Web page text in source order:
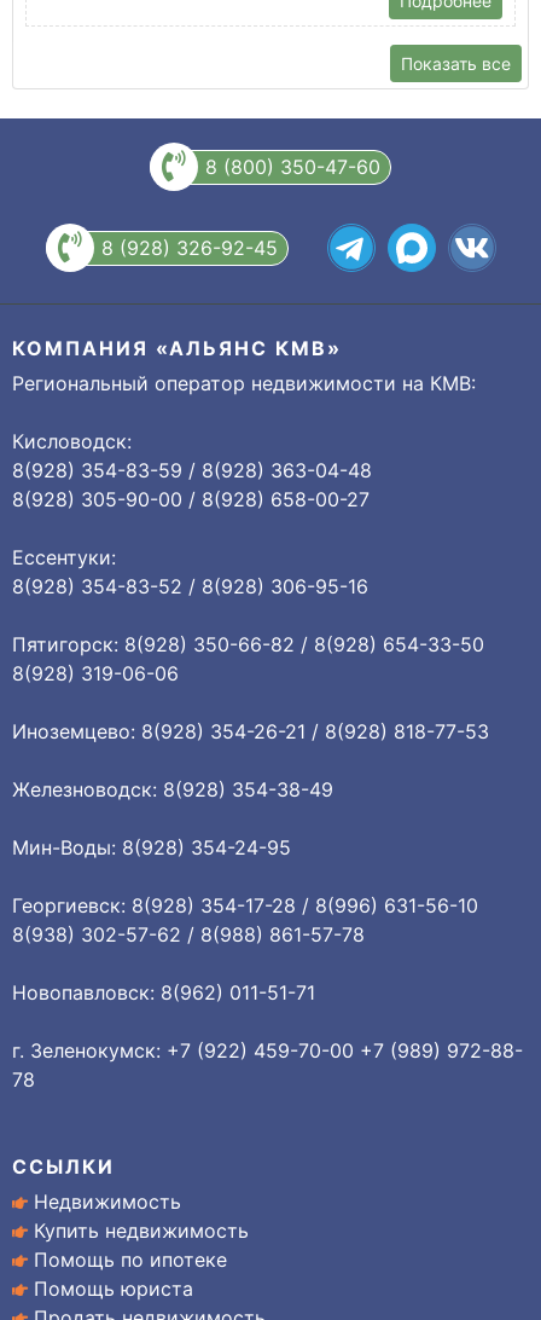
Показать все
8 (800) 350-47-60
8 (928) 326-92-45
КОМПАНИЯ «АЛЬЯНС КМВ»
Региональный оператор недвижимости на КМВ:
Кисловодск:
8(928) 354-83-59 / 8(928) 363-04-48
8(928) 305-90-00 / 8(928) 658-00-27
Ессентуки:
8(928) 354-83-52 / 8(928) 306-95-16
Пятигорск: 8(928) 350-66-82 / 8(928) 654-33-50
8(928) 319-06-06
Иноземцево: 8(928) 354-26-21 / 8(928) 818-77-53
Железноводск: 8(928) 354-38-49
Мин-Воды: 8(928) 354-24-95
Георгиевск: 8(928) 354-17-28 / 8(996) 631-56-10
8(938) 302-57-62 / 8(988) 861-57-78
Новопавловск: 8(962) 011-51-71
г. Зеленокумск: +7 (922) 459-70-00 +7 (989) 972-88-
78
ССЫЛКИ
Недвижимость
Купить недвижимость
Помощь по ипотеке
Помощь юриста